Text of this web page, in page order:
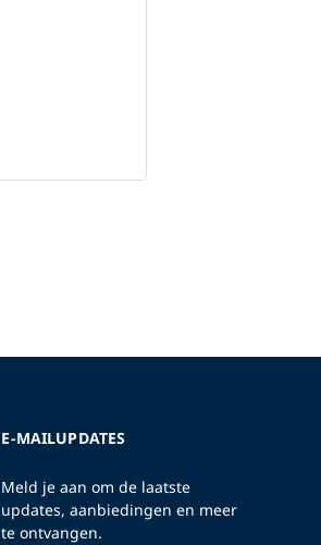
E-MAILUPDATES
Meld je aan om de laatste
updates, aanbiedingen en meer
te ontvangen.